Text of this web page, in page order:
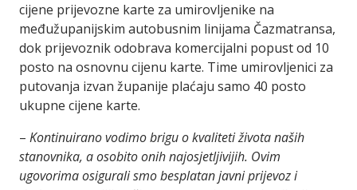
cijene prijevozne karte za umirovljenike na
međužupanijskim autobusnim linijama Čazmatransa,
dok prijevoznik odobrava komercijalni popust od 10
posto na osnovnu cijenu karte. Time umirovljenici za
putovanja izvan županije plaćaju samo 40 posto
ukupne cijene karte.
– Kontinuirano vodimo brigu o kvaliteti života naših
stanovnika, a osobito onih najosjetljivijih. Ovim
ugovorima osigurali smo besplatan javni prijevoz i